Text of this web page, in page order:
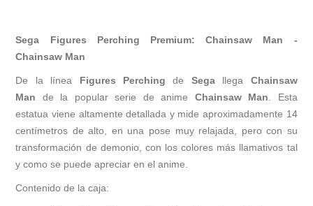
Sega Figures Perching Premium: Chainsaw Man -
Chainsaw Man
De la línea Figures Perching de Segallega Chainsaw
Man de la popular serie de anime Chainsaw Man . Esta
estatua viene altamente detallada y mide aproximadamente 14
centímetros de alto, en una pose muy relajada, pero con su
transformación de demonio, con los colores más llamativos tal
y como se puede apreciar en el anime.
Contenido de la caja: